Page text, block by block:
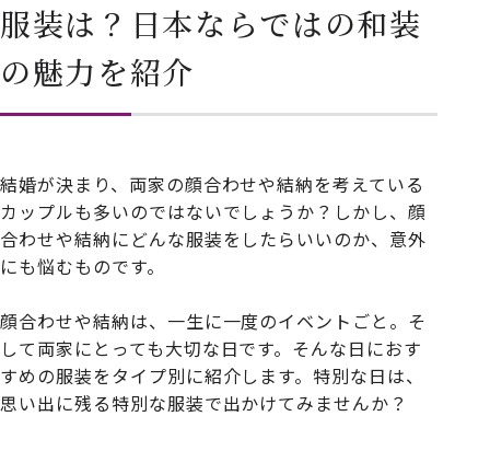
服装は？日本ならではの和装
の魅力を紹介
結婚が決まり、両家の顔合わせや結納を考えている
カップルも多いのではないでしょうか？しかし、顔
合わせや結納にどんな服装をしたらいいのか、意外
にも悩むものです。
顔合わせや結納は、一生に一度のイベントごと。そ
して両家にとっても大切な日です。そんな日におす
すめの服装をタイプ別に紹介します。特別な日は、
思い出に残る特別な服装で出かけてみませんか？